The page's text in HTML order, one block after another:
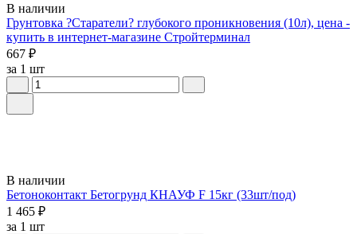
В наличии
Грунтовка ?Старатели? глубокого проникновения (10л), цена -
купить в интернет-магазине Стройтерминал
667 ₽
за 1 шт
В наличии
Бетоноконтакт Бетогрунд КНАУФ F 15кг (33шт/под)
1 465 ₽
за 1 шт